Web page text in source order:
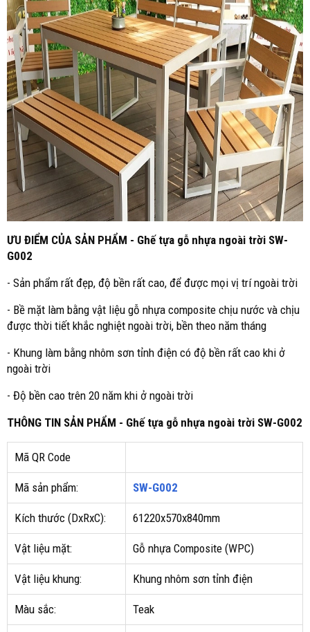
ƯU ĐIỂM CỦA SẢN PHẨM - Ghế tựa gỗ nhựa ngoài trời SW-
G002
- Sản phẩm rất đẹp, độ bền rất cao, để được mọi vị trí ngoài trời
- Bề mặt làm bằng vật liệu gỗ nhựa composite chịu nước và chịu
được thời tiết khắc nghiệt ngoài trời, bền theo năm tháng
- Khung làm bằng nhôm sơn tỉnh điện có độ bền rất cao khi ở
ngoài trời
- Độ bền cao trên 20 năm khi ở ngoài trời
THÔNG TIN SẢN PHẨM - Ghế tựa gỗ nhựa ngoài trời SW-G002
Mã QR Code
Mã sản phẩm: SW-G002
Kích thước (DxRxC): 61220x570x840mm
Vật liệu mặt: Gỗ nhựa Composite (WPC)
Vật liệu khung: Khung nhôm sơn tỉnh điện
Màu sắc: Teak